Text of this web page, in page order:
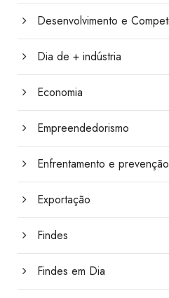
Desenvolvimento e
Dia de + indústria
Economia
Empreendedorismo
Enfrentamento e
Exportação
Findes
Findes em Dia